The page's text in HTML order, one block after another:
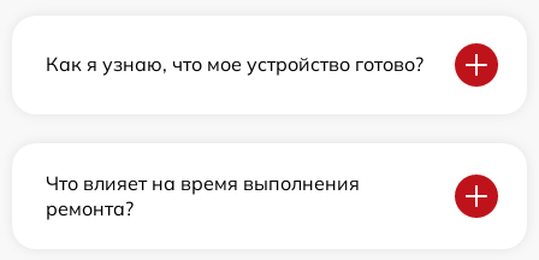
Как я узнаю, что мое устройство готово?
Что влияет на время выполнения
ремонта?